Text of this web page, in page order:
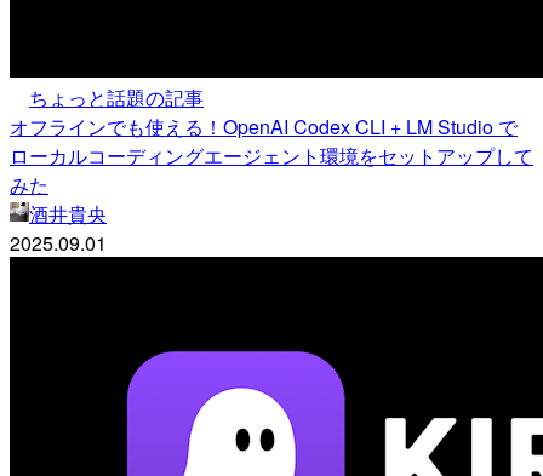
ちょっと話題の記事
オフラインでも使える！OpenAI Codex CLI + LM Studio で
ローカルコーディングエージェント環境をセットアップして
みた
酒井貴央
2025.09.01